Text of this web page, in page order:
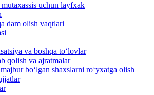
uchun layfхak
dam olish vaqtlari
va boshqa toʻlovlar
qolish va ajratmalar
boʻlgan shaхslarni roʻyхatga olish